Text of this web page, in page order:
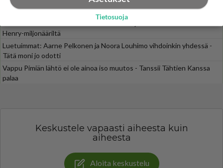
SUOMI24 VIIHDE
Muistatko? Kädestä suuhun elävä Satu sai jättimäisen rahasalkun
Henry-miljonääriltä
Luetuimmat: Aarne Pelkonen ja Noora Louhimo vihdoinkin yhdessä -
Tätä moni jo odotti
Vappu Pimiän lähtö ei ole ainoa iso muutos - Tanssii Tähtien Kanssa
palaa
Keskustele vapaasti aiheesta kuin
aiheesta
Aloita keskustelu
Tietosuoja